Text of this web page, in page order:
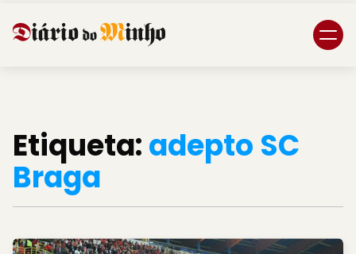
Etiqueta:adepto SC
Braga